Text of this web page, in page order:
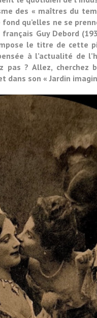
des « maîtres du
qu’elles ne se
Guy Debord
le titre de cette
à l’actualité de
? Allez, cherchez
dans son « Jardin